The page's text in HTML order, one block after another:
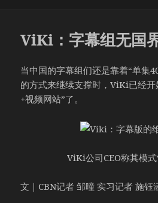
ViKi：字幕组无国
当中国的字幕组们还是靠着“单集
的方式来继续支撑时，ViKi已经开
+视频网站”了。
ViKi公司CEO称其模
文｜CBN记者 邹曈 实习记者 施钰